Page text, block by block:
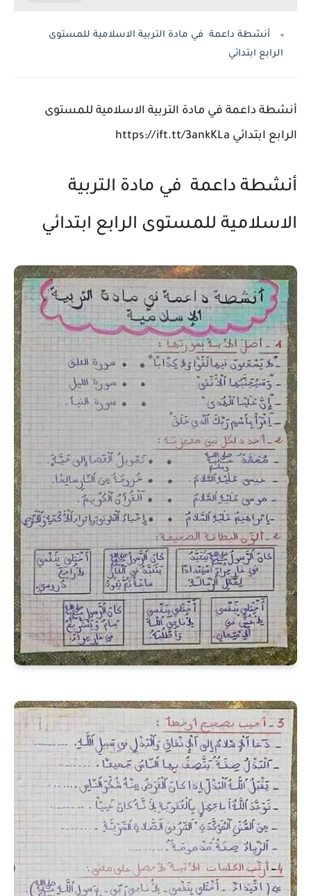
أنشطة داعمة في مادة التربية الاسلامية للمستوى
الرابع ابتدائي
أنشطة داعمة في مادة التربية الاسلامية للمستوى
الرابع ابتدائي https://ift.tt/3ankKLa
أنشطة داعمة في مادة التربية
الاسلامية للمستوى الرابع ابتدائي